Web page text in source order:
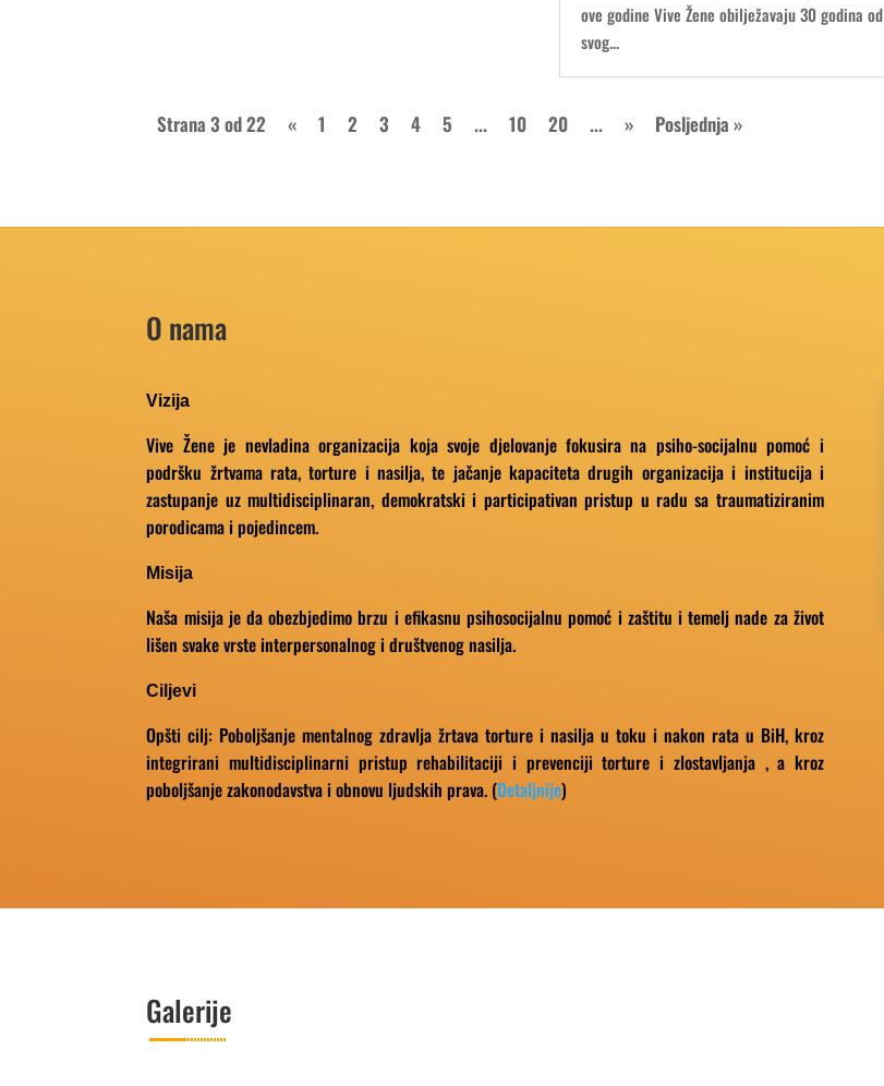
ove godine Vive Žene obilježavaju 30 godina od
svog...
Strana 3 od 22 « 1 2 3 4 5 ... 10 20 ... » Posljednja »
O nama
Vizija
Vive Žene je nevladina organizacija koja svoje djelovanje fokusira na psiho-socijalnu pomoć i
podršku žrtvama rata, torture i nasilja, te jačanje kapaciteta drugih organizacija i institucija i
zastupanje uz multidisciplinaran, demokratski i participativan pristup u radu sa traumatiziranim
porodicama i pojedincem.
Misija
Naša misija je da obezbjedimo brzu i efikasnu psihosocijalnu pomoć i zaštitu i temelj nade za život
lišen svake vrste interpersonalnog i društvenog nasilja.
Ciljevi
Opšti cilj: Poboljšanje mentalnog zdravlja žrtava torture i nasilja u toku i nakon rata u BiH, kroz
integrirani multidisciplinarni pristup rehabilitaciji i prevenciji torture i zlostavljanja , a kroz
poboljšanje zakonodavstva i obnovu ljudskih prava. (Detaljnije)
Galerije